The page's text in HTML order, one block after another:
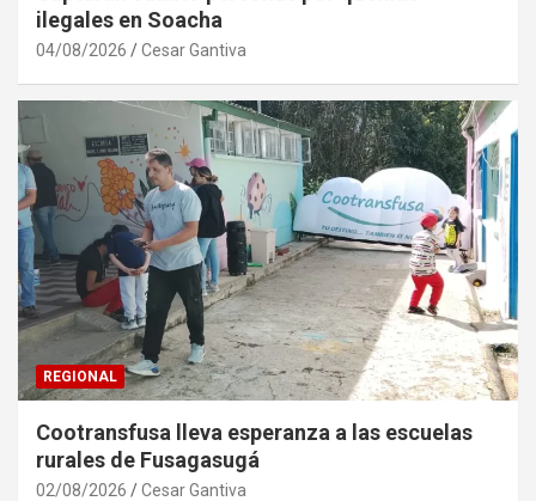
ilegales en Soacha
04/08/2026 Cesar Gantiva
REGIONAL
Cootransfusa lleva esperanza a las escuelas
rurales de Fusagasugá
02/08/2026 Cesar Gantiva